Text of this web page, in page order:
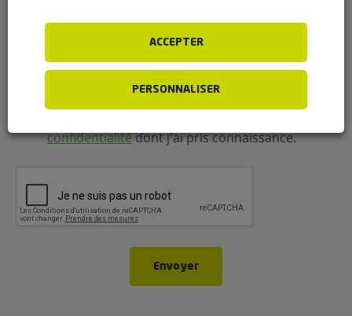
J'accepte que FlexFuel Energy Development
collecte et utilise les données personnelles
renseignées dans le cadre de la demande
d'information et de la relation commerciale qui
confidentialitédont j'ai pris connaissance.
Envoyer
ACCEPTER
PERSONNALISER